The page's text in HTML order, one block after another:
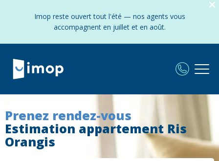
Imop reste ouvert tout l'été — nos agents vous
accompagnent en juillet et en août.
Prenez rendez-vous
Estimation appartement Ris
Orangis